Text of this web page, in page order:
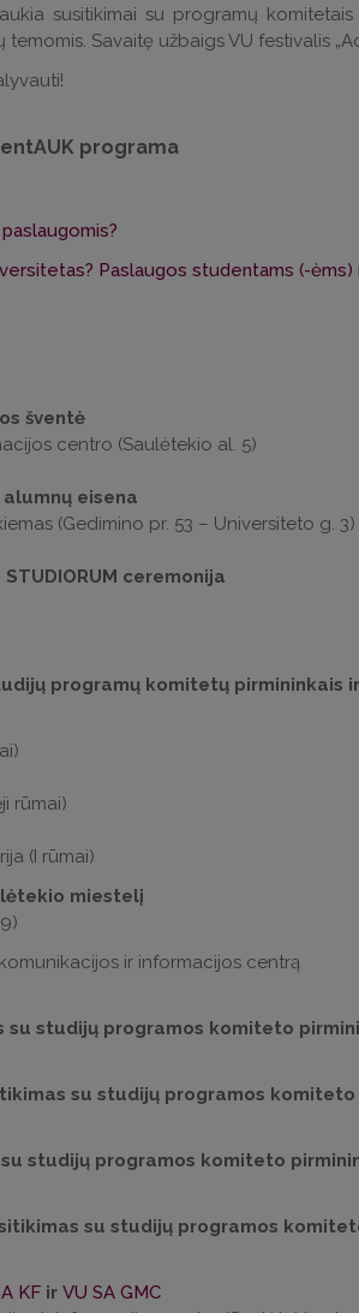
susitikimai su programų komitetais
Savaitę užbaigs VU festivalis
programa
Paslaugos studentams (-ėms)
šventė
centro (Saulėtekio al. 5)
eisena
(Gedimino pr. 53 – Universiteto g. 3)
ceremonija
programų komitetų pirmininkais
rūmai)
(I rūmai)
miestelį
ir informacijos centrą
studijų programos komiteto
su studijų programos komiteto
studijų programos komiteto
su studijų programos
KFir VU SA GMC